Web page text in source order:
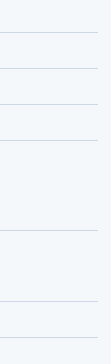
414.50 грн.
433.60 грн.
436.30 грн.